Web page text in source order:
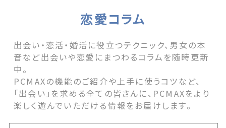
恋愛コラム
出会い・恋活・婚活に役立つテクニック、男女の本
音など出会いや恋愛にまつわるコラムを随時更新
中。
PCMAXの機能のご紹介や上手に使うコツなど、
「出会い」を求める全ての皆さんに、PCMAXをより
楽しく遊んでいただける情報をお届けします。